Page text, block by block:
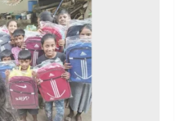
Tech: Building a Global
Technology Brand